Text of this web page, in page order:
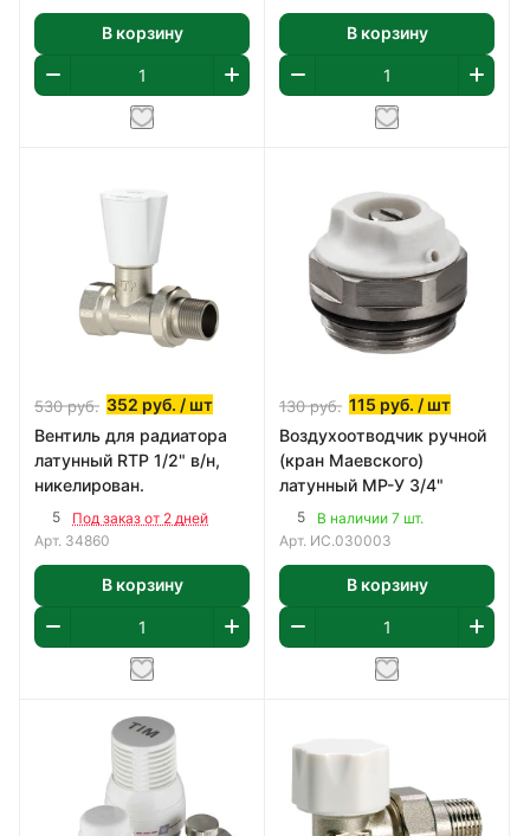
В корзину В корзину
530руб. 352 руб. / шт
Вентиль для радиатора
латунный RTP 1/2" в/н,
никелирован.
5
Под заказ от 2 дней
Арт. 34860
В корзину
130руб. 115 руб. / шт
Воздухоотводчик ручной
(кран Маевского)
латунный МР-У 3/4"
5
В наличии 7 шт.
Арт. ИС.030003
В корзину